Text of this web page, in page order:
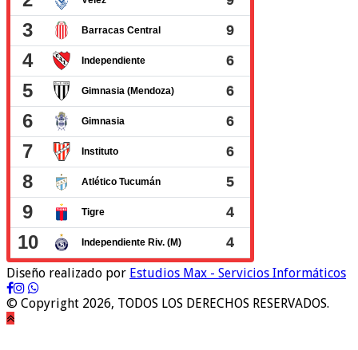
Diseño realizado por Estudios Max - Servicios Informáticos
© Copyright 2026, TODOS LOS DERECHOS RESERVADOS.